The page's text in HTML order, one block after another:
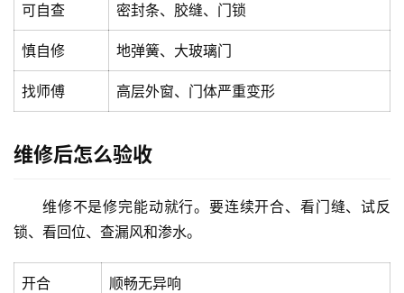
装
安
装
讯
可自查 密封条、胶缝、门锁
慎自修 地弹簧、大玻璃门
找师傅 高层外窗、门体严重变形
维修后怎么验收
维修不是修完能动就行。要连续开合、看门缝、试反
锁、看回位、查漏风和渗水。
开合 顺畅无异响